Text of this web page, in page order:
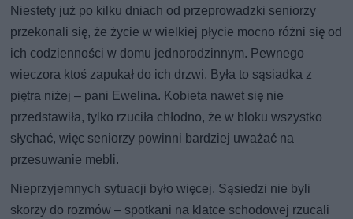
Niestety już po kilku dniach od przeprowadzki seniorzy
przekonali się, że życie w wielkiej płycie mocno różni się od
ich codzienności w domu jednorodzinnym. Pewnego
wieczora ktoś zapukał do ich drzwi. Była to sąsiadka z
piętra niżej – pani Ewelina. Kobieta nawet się nie
przedstawiła, tylko rzuciła chłodno, że w bloku wszystko
słychać, więc seniorzy powinni bardziej uważać na
przesuwanie mebli.
Nieprzyjemnych sytuacji było więcej. Sąsiedzi nie byli
skorzy do rozmów – spotkani na klatce schodowej rzucali